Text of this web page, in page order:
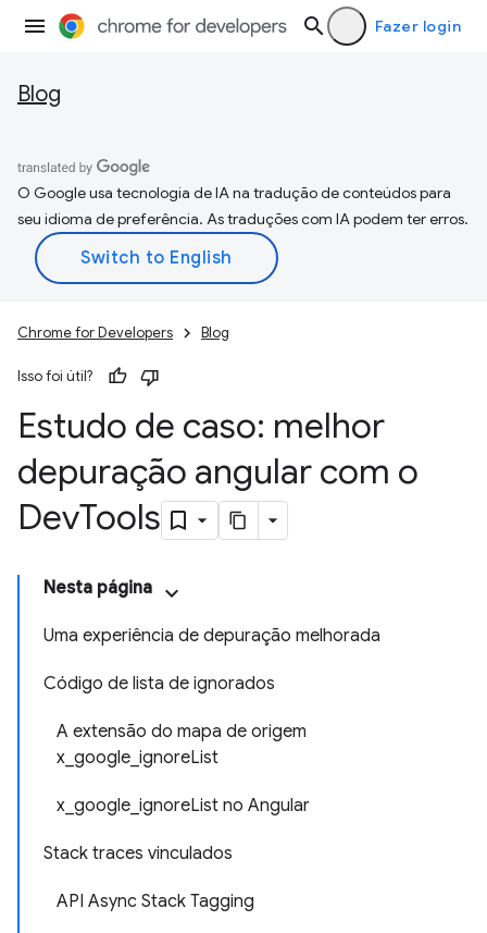
Fazer login
Blog
O Google usa tecnologia de IA na tradução de conteúdos para
seu idioma de preferência. As traduções com IA podem ter erros.
Chrome for Developers Blog
Isso foi útil?
Estudo de caso: melhor
depuração angular com o
DevTools
Nesta página
Uma experiência de depuração melhorada
Código de lista de ignorados
A extensão do mapa de origem
x_google_ignoreList
x_google_ignoreList no Angular
Stack traces vinculados
API Async Stack Tagging